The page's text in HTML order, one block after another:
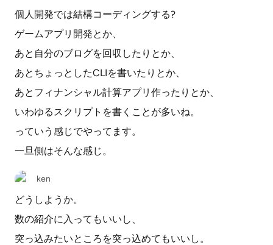
個人開発では結構コーディングする?
ゲームアプリ開発とか、
あと自分のブログを回収したりとか、
あとちょっとしたCLIを書いたりとか、
あとフィナンシャル計算アプリ作ったりとか、
いわゆるスクリプトを書くことが多いね。
っていう感じでやってます。
一旦側はそんな感じ。
ken
どうしようか。
数の紹介に入ってもいいし、
突っ込みたいところを突っ込めてもいいし。